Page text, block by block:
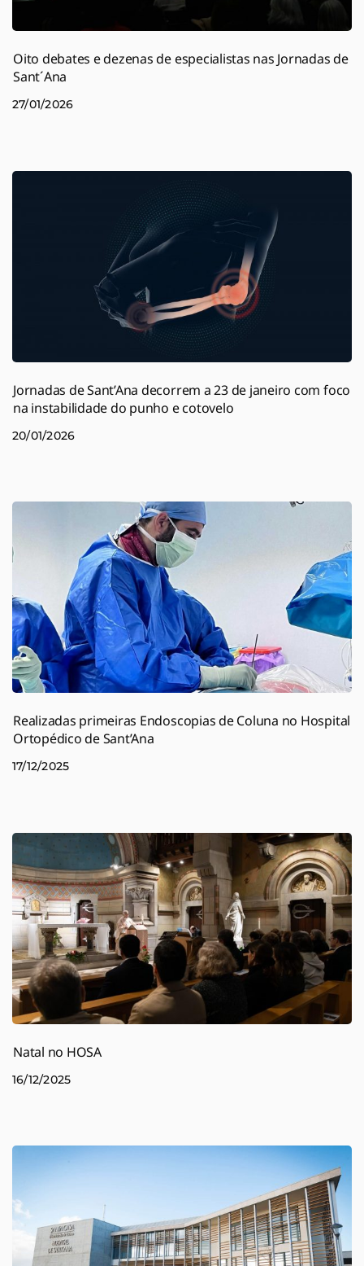
Oito debates e dezenas de especialistas nas Jornadas de
Sant´Ana
27/01/2026
Jornadas de Sant’Ana decorrem a 23 de janeiro com foco
na instabilidade do punho e cotovelo
20/01/2026
Realizadas primeiras Endoscopias de Coluna no Hospital
Ortopédico de Sant’Ana
17/12/2025
Natal no HOSA
16/12/2025